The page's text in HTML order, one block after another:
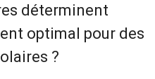
déterminent
optimal pour des
?